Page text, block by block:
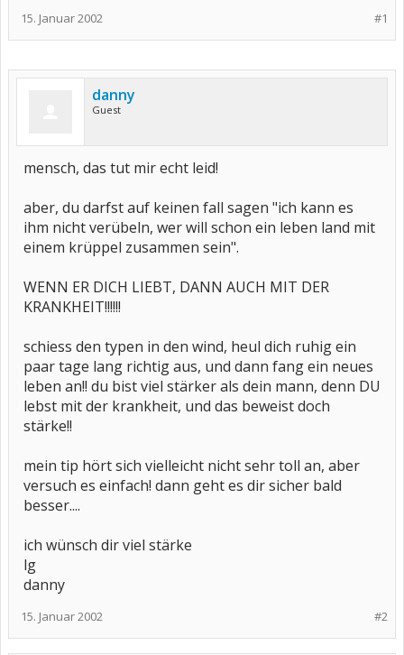
#1
15. Januar 2002
danny
Guest
mensch, das tut mir echt leid!
aber, du darfst auf keinen fall sagen "ich kann es
ihm nicht verübeln, wer will schon ein leben land mit
einem krüppel zusammen sein".
WENN ER DICH LIEBT, DANN AUCH MIT DER
KRANKHEIT!!!!!!
schiess den typen in den wind, heul dich ruhig ein
paar tage lang richtig aus, und dann fang ein neues
leben an!! du bist viel stärker als dein mann, denn DU
lebst mit der krankheit, und das beweist doch
stärke!!
mein tip hört sich vielleicht nicht sehr toll an, aber
versuch es einfach! dann geht es dir sicher bald
besser....
ich wünsch dir viel stärke
lg
danny
#2
15. Januar 2002